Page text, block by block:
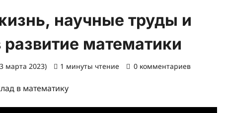
научные труды и
математики
марта 2023) 1 минуты чтение 0 комментариев